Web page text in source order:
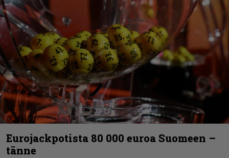
Eurojackpotista 80 000 euroa Suomeen –
tänne